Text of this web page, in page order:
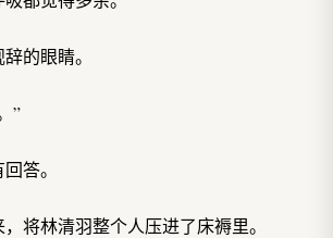
的眼睛。
”
答。
将林清羽整个人压进了床褥里。